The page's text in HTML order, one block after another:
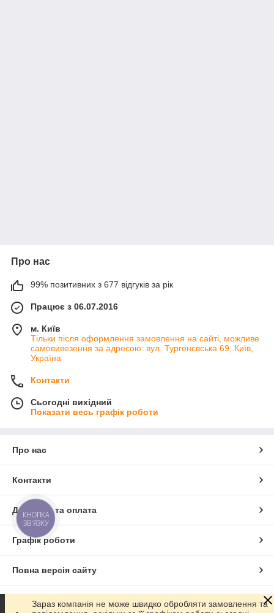
Про нас
99% позитивних з 677 відгуків за рік
Працює з 06.07.2016
м. Київ
Тільки після оформлення замовлення на сайті, можливе
самовивезення за адресою: вул. Тургенєвська 69, Київ,
Україна
Контакти
Сьогодні вихідний
Показати весь графік роботи
Про нас
Контакти
Доставка та оплата
Графік роботи
Повна версія сайту
Сайт створено на маркетплейсі Prom.ua
Зараз компанія не може швидко обробляти замовлення та
КНОПКА
ЗВ'ЯЗКУ